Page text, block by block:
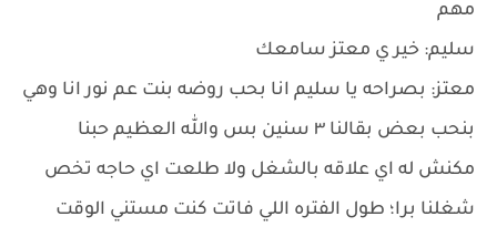
مهم
سليم: خير ي معتز سامعك
معتز: بصراحه يا سليم انا بحب روضه بنت عم نور انا وهي
بنحب بعض بقالنا ٣ سنين بس والله العظيم حبنا
مكنش له اي علاقه بالشغل ولا طلعت اي حاجه تخص
شغلنا برا؛ طول الفتره اللي فاتت كنت مستني الوقت